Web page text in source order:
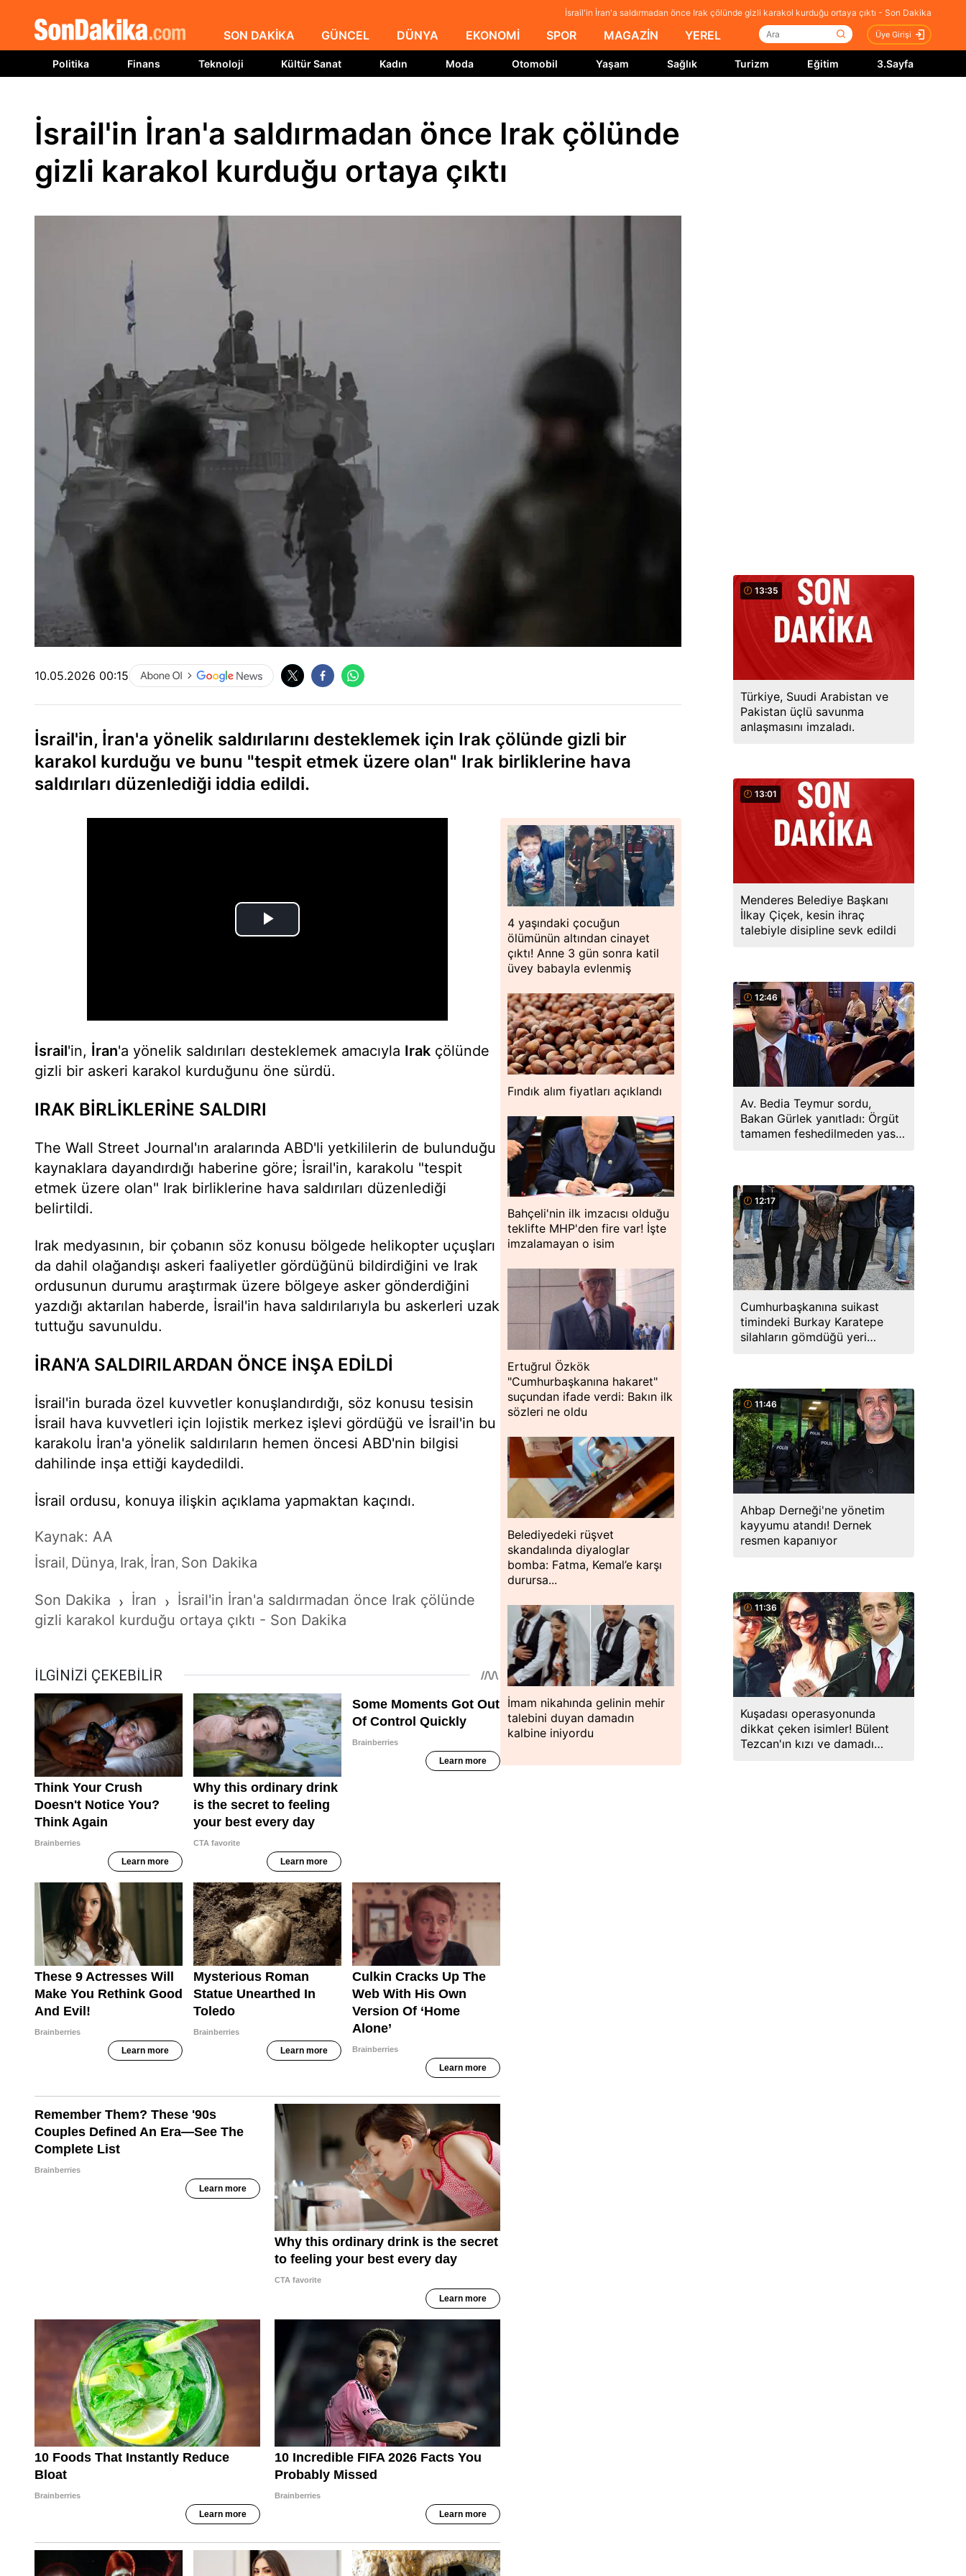
İsrail'in İran'a saldırmadan önce Irak çölünde gizli karakol kurduğu ortaya çıktı - Son Dakika
SON DAKİKA GÜNCEL DÜNYA EKONOMİ SPOR MAGAZİN YEREL Üye Girişi
Politika Finans Teknoloji Kültür Sanat Kadın Moda Otomobil Yaşam Sağlık Turizm Eğitim 3.Sayfa
İsrail'in İran'a saldırmadan önce Irak çölünde
gizli karakol kurduğu ortaya çıktı
10.05.2026 00:15
İsrail'in, İran'a yönelik saldırılarını desteklemek için Irak çölünde gizli bir
karakol kurduğu ve bunu "tespit etmek üzere olan" Irak birliklerine hava
saldırıları düzenlediği iddia edildi.
İsrail'in, İran'a yönelik saldırıları desteklemek amacıyla Irak çölünde
gizli bir askeri karakol kurduğunu öne sürdü.
IRAK BİRLİKLERİNE SALDIRI
The Wall Street Journal'ın aralarında ABD'li yetkililerin de bulunduğu
kaynaklara dayandırdığı haberine göre; İsrail'in, karakolu "tespit
etmek üzere olan" Irak birliklerine hava saldırıları düzenlediği
belirtildi.
Irak medyasının, bir çobanın söz konusu bölgede helikopter uçuşları
da dahil olağandışı askeri faaliyetler gördüğünü bildirdiğini ve Irak
ordusunun durumu araştırmak üzere bölgeye asker gönderdiğini
yazdığı aktarılan haberde, İsrail'in hava saldırılarıyla bu askerleri uzak
tuttuğu savunuldu.
İRAN’A SALDIRILARDAN ÖNCE İNŞA EDİLDİ
İsrail'in burada özel kuvvetler konuşlandırdığı, söz konusu tesisin
İsrail hava kuvvetleri için lojistik merkez işlevi gördüğü ve İsrail'in bu
karakolu İran'a yönelik saldırıların hemen öncesi ABD'nin bilgisi
dahilinde inşa ettiği kaydedildi.
İsrail ordusu, konuya ilişkin açıklama yapmaktan kaçındı.
Kaynak: AA
İsrail, Dünya, Irak, İran, Son Dakika
Son Dakika › İran › İsrail'in İran'a saldırmadan önce Irak çölünde
gizli karakol kurduğu ortaya çıktı - Son Dakika
4 yaşındaki çocuğun
ölümünün altından cinayet
çıktı! Anne 3 gün sonra katil
üvey babayla evlenmiş
Fındık alım fiyatları açıklandı
Bahçeli'nin ilk imzacısı olduğu
teklifte MHP'den fire var! İşte
imzalamayan o isim
Ertuğrul Özkök
"Cumhurbaşkanına hakaret"
suçundan ifade verdi: Bakın ilk
sözleri ne oldu
Belediyedeki rüşvet
skandalında diyaloglar
bomba: Fatma, Kemal’e karşı
durursa...
İmam nikahında gelinin mehir
talebini duyan damadın
kalbine iniyordu
13:35
Türkiye, Suudi Arabistan ve
Pakistan üçlü savunma
anlaşmasını imzaladı.
13:01
Menderes Belediye Başkanı
İlkay Çiçek, kesin ihraç
talebiyle disipline sevk edildi
12:46
Av. Bedia Teymur sordu,
Bakan Gürlek yanıtladı: Örgüt
tamamen feshedilmeden yasa
12:17
Cumhurbaşkanına suikast
timindeki Burkay Karatepe
silahların gömdüğü yeri
11:46
Ahbap Derneği'ne yönetim
kayyumu atandı! Dernek
resmen kapanıyor
11:36
Kuşadası operasyonunda
dikkat çeken isimler! Bülent
Tezcan'ın kızı ve damadı